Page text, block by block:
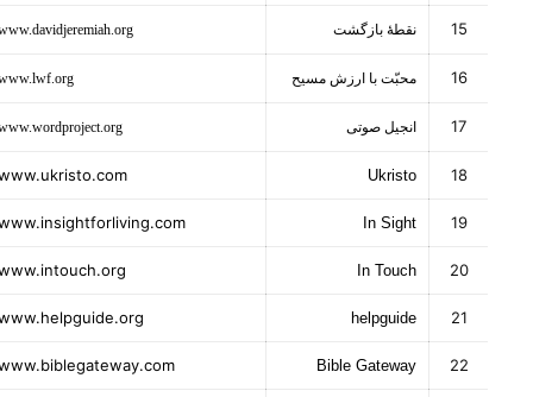
15 نقطهٔ بازگشت
16 محبّت با ارزش مسیح
17 انجیل صوتی
18
Ukristo
19
In Sight
20
In Touch
21
helpguide
22
Bible Gateway